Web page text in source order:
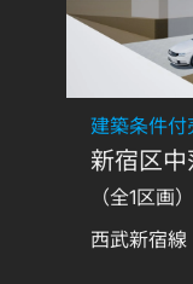
建築条件付
新宿区
（全1区画）
西武新宿